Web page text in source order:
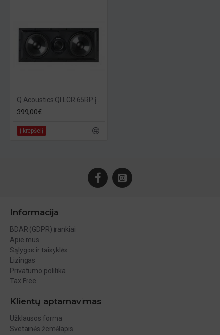
399,00€
Į krepšelį
Informacija
BDAR (GDPR) įrankiai
Apie mus
Sąlygos ir taisyklės
Lizingas
Privatumo politika
Tax Free
Klientų aptarnavimas
Užklausos forma
Svetainės žemėlapis